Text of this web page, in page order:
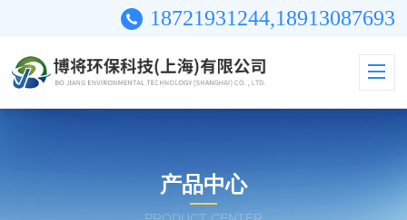
18721931244,18913087693
产品中心